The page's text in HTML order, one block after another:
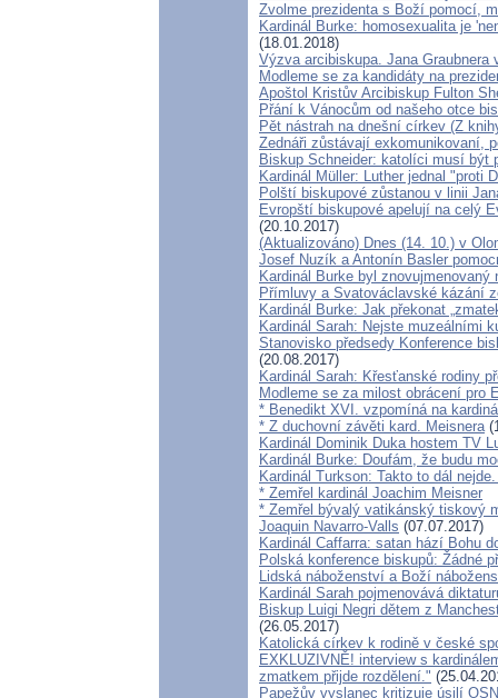
Zvolme prezidenta s Boží pomocí,
Kardinál Burke: homosexualita je
(18.01.2018)
Výzva arcibiskupa. Jana Graubnera
Modleme se za kandidáty na
Apoštol Kristův Arcibiskup Fulton
Přání k Vánocům od našeho otce
Pět nástrah na dnešní církev (Z
Zednáři zůstávají exkomunikovaní,
Biskup Schneider: katolíci musí být
Kardinál Müller: Luther jednal "proti
Polští biskupové zůstanou v linii
Evropští biskupové apelují na celý
(20.10.2017)
(Aktualizováno) Dnes (14. 10.) v
Josef Nuzík a Antonín Basler
Kardinál Burke byl
Přímluvy a Svatováclavské kázání
Kardinál Burke: Jak překonat
Kardinál Sarah: Nejste muzeálními
Stanovisko předsedy Konference
(20.08.2017)
Kardinál Sarah: Křesťanské rodiny
Modleme se za milost obrácení pro
* Benedikt XVI. vzpomíná na
* Z duchovní závěti kard. Meisnera
Kardinál Dominik Duka hostem TV
Kardinál Burke: Doufám, že budu
Kardinál Turkson: Takto to dál
* Zemřel kardinál Joachim Meisner
* Zemřel bývalý vatikánský tiskový
Joaquin Navarro-Valls (07.07.2017)
Kardinál Caffarra: satan hází Bohu
Polská konference biskupů: Žádné
Lidská náboženství a Boží
Kardinál Sarah pojmenovává
Biskup Luigi Negri dětem z
(26.05.2017)
Katolická církev k rodině v české
EXKLUZIVNĚ! interview s
zmatkem přijde rozdělení."
Papežův vyslanec kritizuje úsilí